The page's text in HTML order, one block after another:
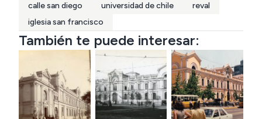
calle san diego
universidad de chile
reval
iglesia san francisco
También te puede interesar: